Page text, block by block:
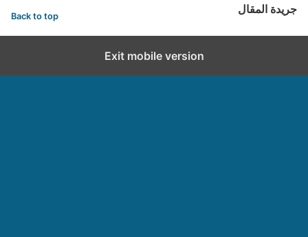
جريدة المقال Back to top
Exit mobile version